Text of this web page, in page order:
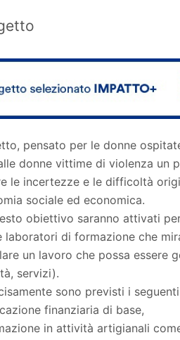
pensato per le donne
donne vittime di violenza un
le incertezze e le difficoltà
sociale ed economica.
obiettivo saranno attivati
laboratori di formazione che
un lavoro che possa essere
servizi).
sono previsti i
finanziaria di base,
in attività artigianali